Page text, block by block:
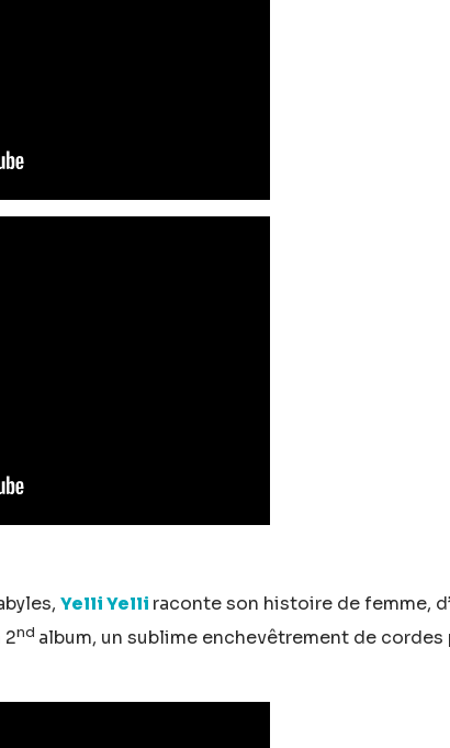
Yelli Yelli raconte son histoire de femme,
2nd album, un sublime enchevêtrement de